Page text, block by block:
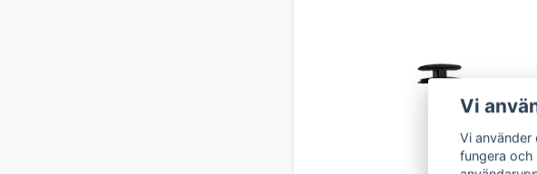
Vi
Vi
fungera och